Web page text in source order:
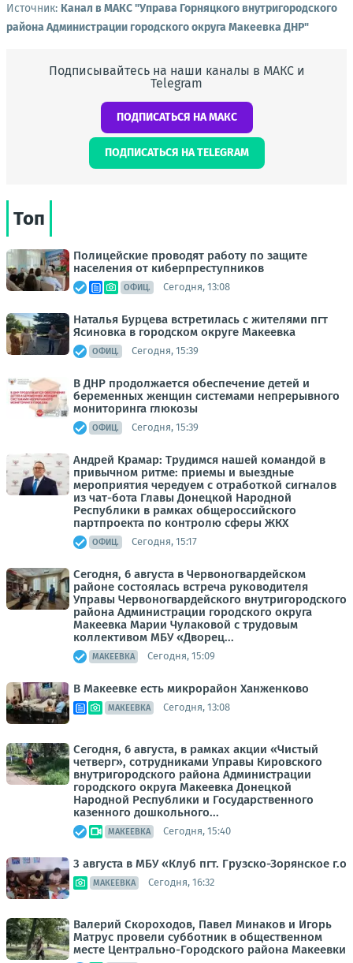
Источник: Канал в МАКС "Управа Горняцкого внутригородского
района Администрации городского округа Макеевка ДНР"
Подписывайтесь на наши каналы в МАКС и
Telegram
ПОДПИСАТЬСЯ НА МАКС
ПОДПИСАТЬСЯ НА TELEGRAM
Топ
Полицейские проводят работу по защите
населения от киберпреступников
ОФИЦ. Сегодня, 13:08
Наталья Бурцева встретилась с жителями пгт
Ясиновка в городском округе Макеевка
ОФИЦ. Сегодня, 15:39
В ДНР продолжается обеспечение детей и
беременных женщин системами непрерывного
мониторинга глюкозы
ОФИЦ. Сегодня, 15:39
Андрей Крамар: Трудимся нашей командой в
привычном ритме: приемы и выездные
мероприятия чередуем с отработкой сигналов
из чат-бота Главы Донецкой Народной
Республики в рамках общероссийского
партпроекта по контролю сферы ЖКХ
ОФИЦ. Сегодня, 15:17
Сегодня, 6 августа в Червоногвардейском
районе состоялась встреча руководителя
Управы Червоногвардейского внутригородского
района Администрации городского округа
Макеевка Марии Чулаковой с трудовым
коллективом МБУ «Дворец...
МАКЕЕВКА Сегодня, 15:09
В Макеевке есть микрорайон Ханженково
МАКЕЕВКА Сегодня, 13:08
Сегодня, 6 августа, в рамках акции «Чистый
четверг», сотрудниками Управы Кировского
внутригородского района Администрации
городского округа Макеевка Донецкой
Народной Республики и Государственного
казенного дошкольного...
МАКЕЕВКА Сегодня, 15:40
3 августа в МБУ «Клуб пгт. Грузско-Зорянское г.о
МАКЕЕВКА Сегодня, 16:32
Валерий Скороходов, Павел Минаков и Игорь
Матрус провели субботник в общественном
месте Центрально-Городского района Макеевки